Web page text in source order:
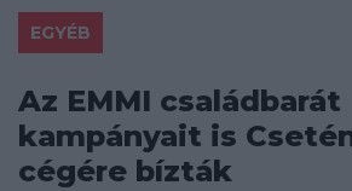
EGYÉB
Az EMMI családbarát
kampányait is
cégére bízták